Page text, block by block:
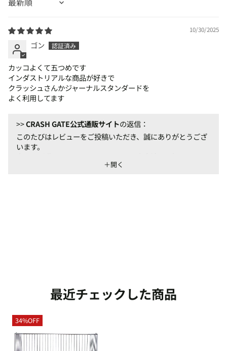
Sort by
10/30/2025
ゴン
カッコよくて五つめです
インダストリアルな商品が好きで
クラッシュさんかジャーナルスタンダードを
よく利用してます
>>CRASH GATE公式通販サイトの返信：
このたびはレビューをご投稿いただき、誠にありがとうござ
います。
＋開く
最近チェックした商品
34%OFF